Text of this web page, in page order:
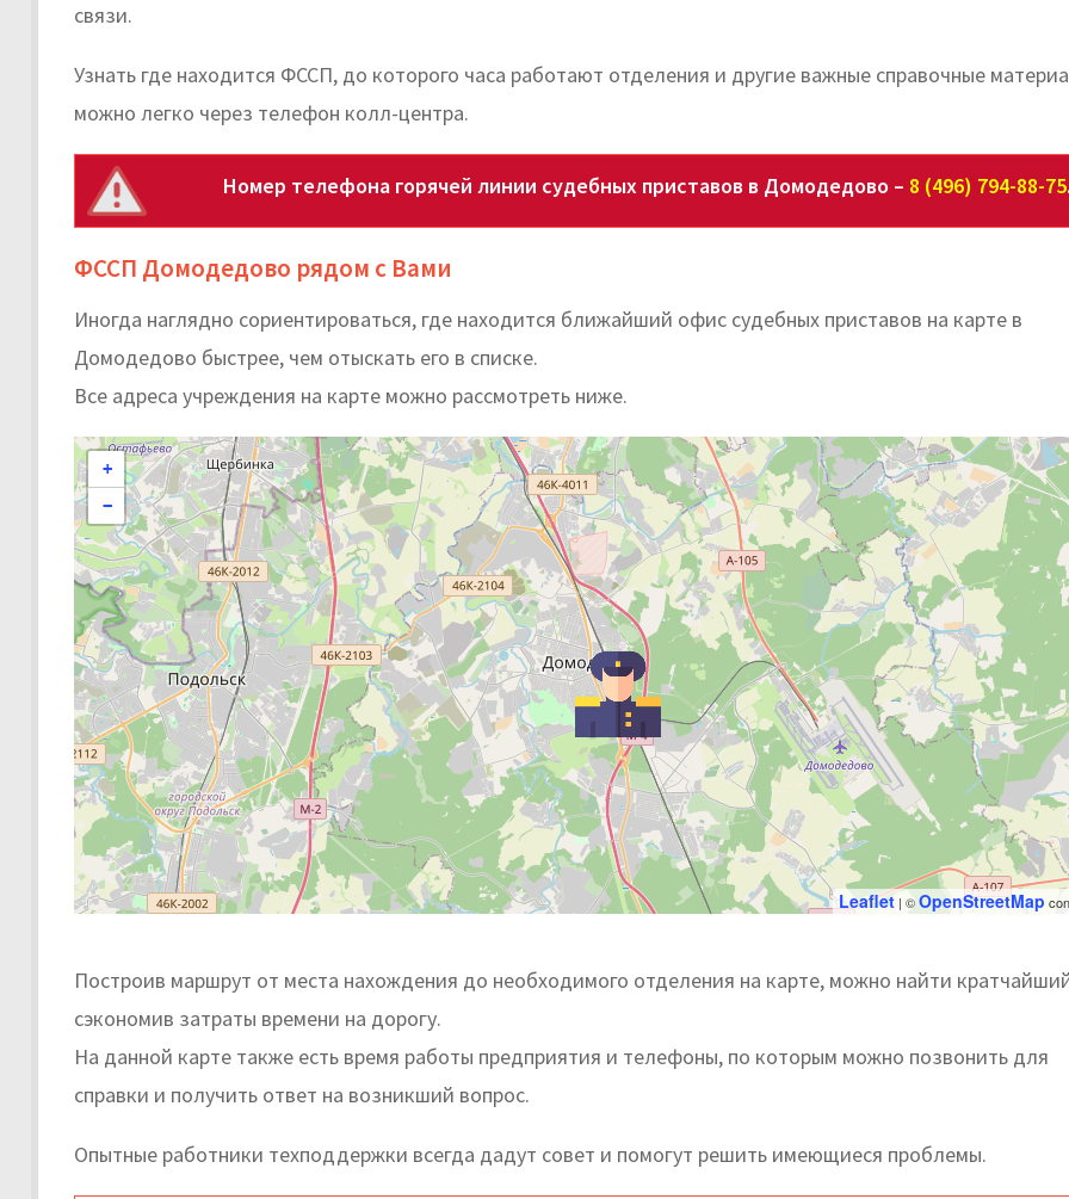
связи.
Узнать где находится ФССП, до которого часа работают отделения и другие важные справочные
можно легко через телефон колл-центра.
Номер телефона горячей линии судебных приставов в Домодедово – 8 (496) 794-88-75
ФССП Домодедово рядом с Вами
Иногда наглядно сориентироваться, где находится ближайший офис судебных приставов на карте в
Домодедово быстрее, чем отыскать его в списке.
Все адреса учреждения на карте можно рассмотреть ниже.
+
−
Leaflet | ©OpenStreetMap
Построив маршрут от места нахождения до необходимого отделения на карте, можно найти
сэкономив затраты времени на дорогу.
На данной карте также есть время работы предприятия и телефоны, по которым можно позвонить для
справки и получить ответ на возникший вопрос.
Опытные работники техподдержки всегда дадут совет и помогут решить имеющиеся проблемы.